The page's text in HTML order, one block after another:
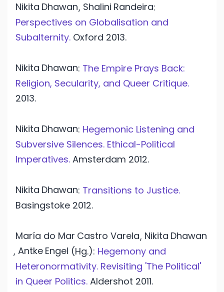
Nikita Dhawan, Shalini Randeira:
Perspectives on Globalisation and
Subalternity. Oxford 2013.
Nikita Dhawan: The Empire Prays Back:
Religion, Secularity, and Queer Critique.
2013.
Nikita Dhawan: Hegemonic Listening and
Subversive Silences. Ethical-Political
Imperatives. Amsterdam 2012.
Nikita Dhawan: Transitions to Justice.
Basingstoke 2012.
María do Mar Castro Varela, Nikita Dhawan
, Antke Engel (Hg.): Hegemony and
Heteronormativity. Revisiting 'The Political'
in Queer Politics. Aldershot 2011.